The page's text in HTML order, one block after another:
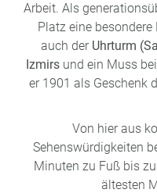
Arbeit. Als
Platz eine
auch der Uhrturm
Izmirs und ein Muss
er 1901 als Geschenk
Von hier aus
Sehenswürdigkeiten
Minuten zu Fuß bis
ältesten